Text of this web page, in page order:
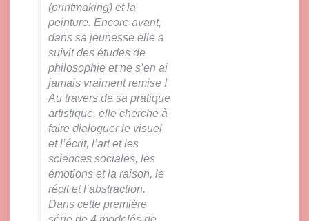
(printmaking) et la
peinture. Encore avant,
dans sa jeunesse elle a
suivit des études de
philosophie et ne s’en ai
jamais vraiment remise !
Au travers de sa pratique
artistique, elle cherche à
faire dialoguer le visuel
et l’écrit, l’art et les
sciences sociales, les
émotions et la raison, le
récit et l’abstraction.
Dans cette première